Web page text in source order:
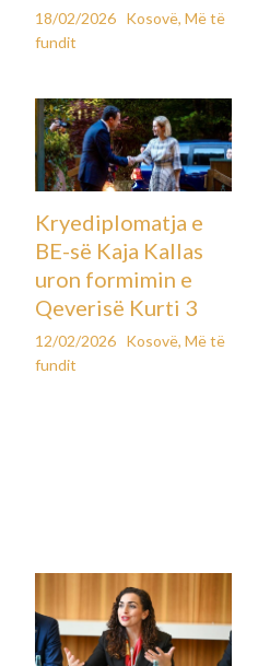
18/02/2026 Kosovë,Më të
fundit
Kryediplomatja e
BE-së Kaja Kallas
uron formimin e
Qeverisë Kurti 3
12/02/2026 Kosovë,Më të
fundit